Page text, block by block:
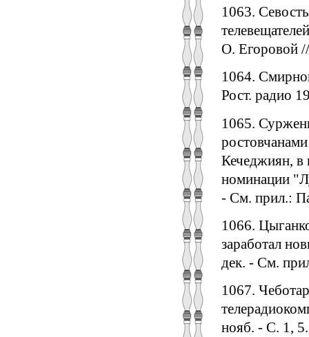
1063.
О. Егоровой
1064.
Рост. радио
1065.
Кечеджиян, в
номинации
- См. прил.:
1066.
заработал
дек. - См.
1067.
нояб. - С. 1, 5.